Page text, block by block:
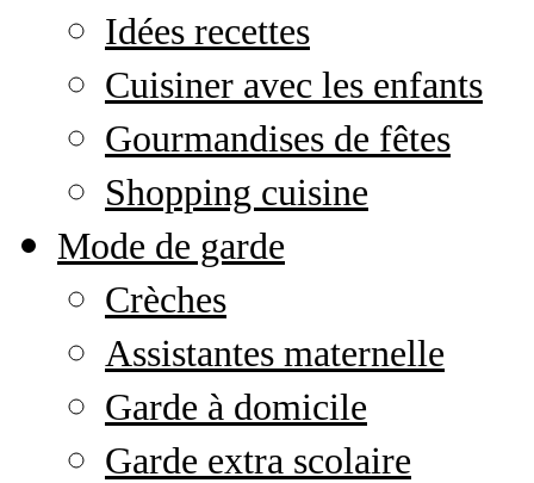
Idées recettes
Cuisiner avec les enfants
Gourmandises de fêtes
Shopping cuisine
Mode de garde
Crèches
Assistantes maternelle
Garde à domicile
Garde extra scolaire